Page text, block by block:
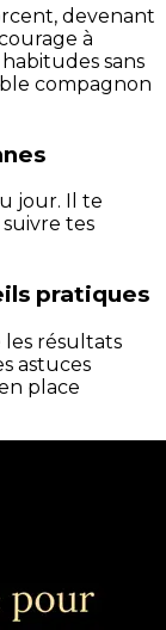
devenant
à
sans
compagnon
jour. Il te
tes
pratiques
les résultats
astuces
place